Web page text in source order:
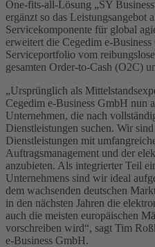
One-fits-all-Lösung „SY
ergänzt so das Leistungsangebot
Servicekomponente für global
erweitert die Cegedim e-
Serviceportfolio vom
gesamten Order-to-Cash (O2C)
„Ursprünglich als
Cegedim e-Business GmbH nun
Unternehmen, die nach
Dienstleistungen suchen. Wir
Dienstleistungen mit
Auftragsmanagement und der
anzubieten. Als integrierter Teil
Unternehmens sind wir ideal
dem wachsenden deutschen
in den nächsten Jahren die
auch die meisten europäischen
vorschreiben wird“, sagt Tim
e-Business GmbH.